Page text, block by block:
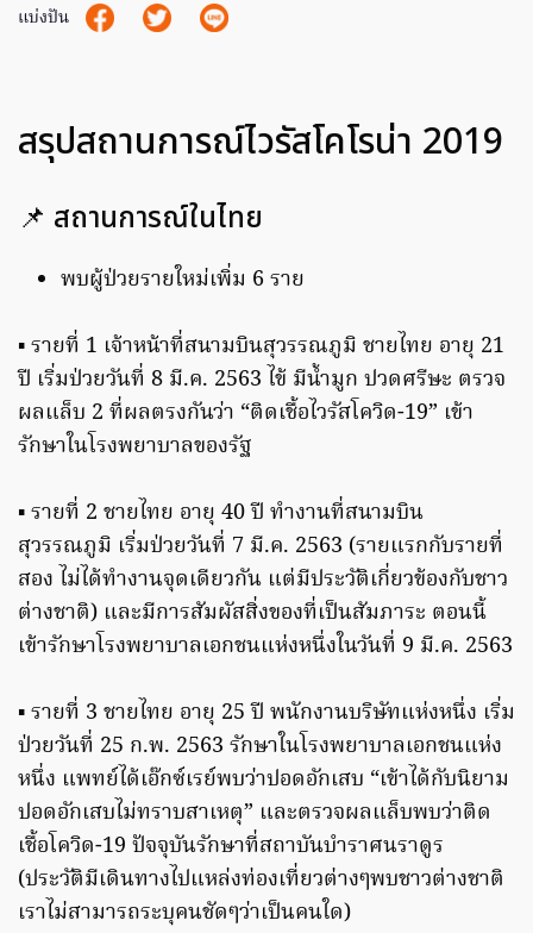
แบ่งปัน
สรุปสถานการณ์ไวรัสโคโรน่า 2019
📌 สถานการณ์ในไทย
พบผู้ป่วยรายใหม่เพิ่ม 6 ราย
▪️ รายที่ 1 เจ้าหน้าที่สนามบินสุวรรณภูมิ ชายไทย อายุ 21
ปี เริ่มป่วยวันที่ 8 มี.ค. 2563 ไข้ มีน้ำมูก ปวดศรีษะ ตรวจ
ผลแล็บ 2 ที่ผลตรงกันว่า “ติดเชื้อไวรัสโควิด-19” เข้า
รักษาในโรงพยาบาลของรัฐ
▪️ รายที่ 2 ชายไทย อายุ 40 ปี ทำงานที่สนามบิน
สุวรรณภูมิ เริ่มป่วยวันที่ 7 มี.ค. 2563 (รายแรกกับรายที่
สอง ไม่ได้ทำงานจุดเดียวกัน แต่มีประวัติเกี่ยวข้องกับชาว
ต่างชาติ) และมีการสัมผัสสิ่งของที่เป็นสัมภาระ ตอนนี้
เข้ารักษาโรงพยาบาลเอกชนแห่งหนึ่งในวันที่ 9 มี.ค. 2563
▪️ รายที่ 3 ชายไทย อายุ 25 ปี พนักงานบริษัทแห่งหนึ่ง เริ่ม
ป่วยวันที่ 25 ก.พ. 2563 รักษาในโรงพยาบาลเอกชนแห่ง
หนึ่ง แพทย์ได้เอ๊กซ์เรย์พบว่าปอดอักเสบ “เข้าได้กับนิยาม
ปอดอักเสบไม่ทราบสาเหตุ” และตรวจผลแล็บพบว่าติด
เชื้อโควิด-19 ปัจจุบันรักษาที่สถาบันบำราศนราดูร
(ประวัติมีเดินทางไปแหล่งท่องเที่ยวต่างๆพบชาวต่างชาติ
เราไม่สามารถระบุคนชัดๆว่าเป็นคนใด)